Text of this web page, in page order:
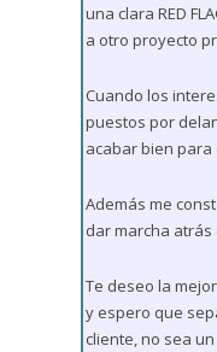
una clara RED
a otro proyecto
Cuando los
puestos por
acabar bien para
Además me
dar marcha
Te deseo la
y espero que
cliente, no sea